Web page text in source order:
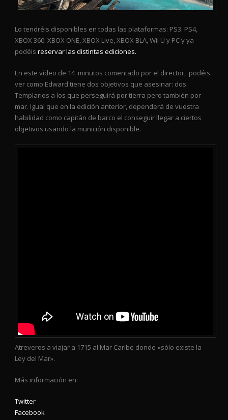
Lo tendréis disponibles en todas las plataformas: PS3. PS4,
XBOX 360. XBOX ONE, XBOX Live, XBOX BLA, Wii U y PC y ya
podéis reservar las distintas ediciones.
En este vídeo de 14 minutos comentado por el director, podéis
ver como Edward tiene dos objetivos que asesinar: dos
Templarios a los que perseguirá por tierra pero también por
mar. Igual que en la edición anterior, dependerá de vuestra
habilidad como capitán de barco el conseguir llegar a ciertos
objetivos usando la munición disponible.
Atreveros a viajar a 1715 al Mar Caribe donde «sólo existe la
Ley del Mar».
Más información en:
Twitter
Facebook